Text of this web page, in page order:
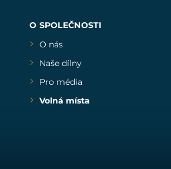
O SPOLEČNOSTI
O nás
Naše dílny
Pro média
Volná místa